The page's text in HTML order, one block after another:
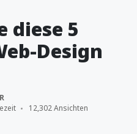
diese 5
Design
12,302 Ansichten